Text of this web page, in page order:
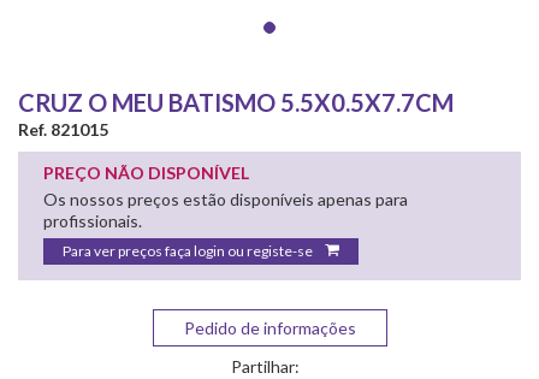
CRUZ O MEU BATISMO 5.5X0.5X7.7CM
Ref. 821015
PREÇO NÃO DISPONÍVEL
Os nossos preços estão disponíveis apenas para
profissionais.
Para ver preços faça login ou registe-se
Pedido de informações
Partilhar: